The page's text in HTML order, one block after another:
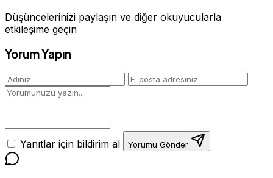
Düşüncelerinizi paylaşın ve diğer okuyucularla
etkileşime geçin
Yorum Yapın
Yanıtlar için bildirim al Yorumu Gönder